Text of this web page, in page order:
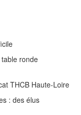
table ronde
THCB Haute-Loire
: des élus